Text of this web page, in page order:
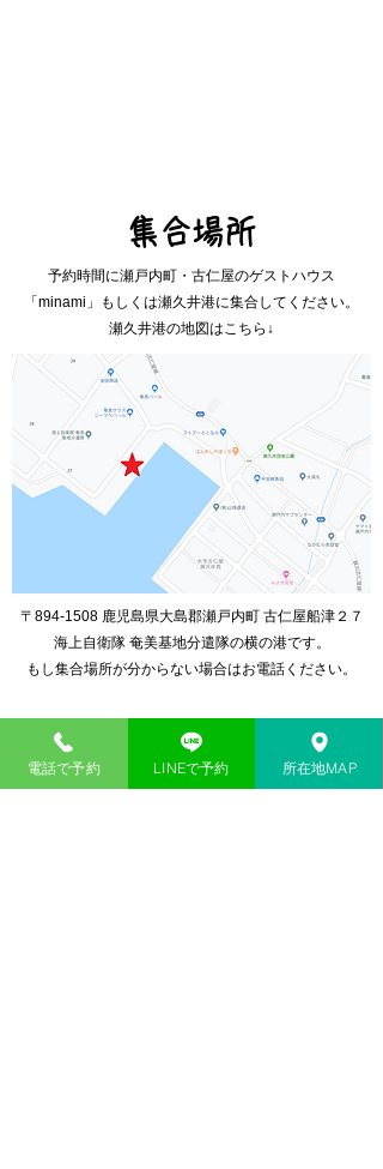
集合場所
予約時間に瀬戸内町・古仁屋のゲストハウス
「minami」もしくは瀬久井港に集合してください。
瀬久井港の地図はこちら↓
〒894-1508 鹿児島県大島郡瀬戸内町 古仁屋船津２７
海上自衛隊 奄美基地分遣隊の横の港です。
もし集合場所が分からない場合はお電話ください。
予約・お問い合わせ
電話で予約 LINEで予約 所在地MAP